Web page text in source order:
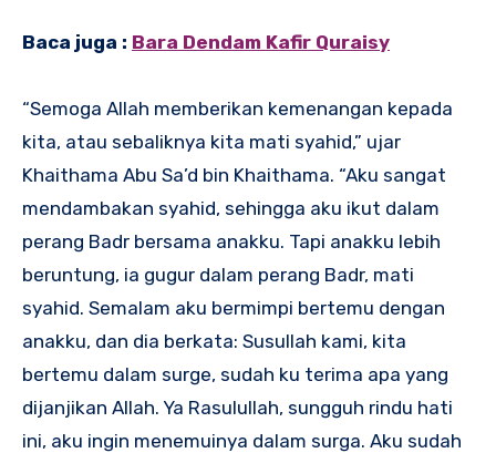
Baca juga : Bara Dendam Kafir Quraisy
“Semoga Allah memberikan kemenangan kepada
kita, atau sebaliknya kita mati syahid,” ujar
Khaithama Abu Sa’d bin Khaithama. “Aku sangat
mendambakan syahid, sehingga aku ikut dalam
perang Badr bersama anakku. Tapi anakku lebih
beruntung, ia gugur dalam perang Badr, mati
syahid. Semalam aku bermimpi bertemu dengan
anakku, dan dia berkata: Susullah kami, kita
bertemu dalam surge, sudah ku terima apa yang
dijanjikan Allah. Ya Rasulullah, sungguh rindu hati
ini, aku ingin menemuinya dalam surga. Aku sudah